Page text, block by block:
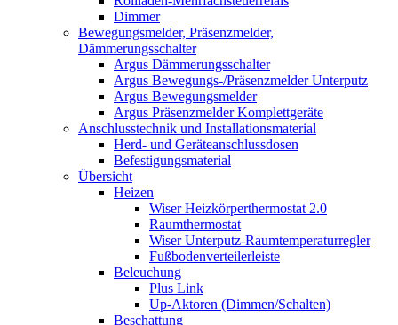
Dimmer
Bewegungsmelder, Präsenzmelder,
Dämmerungsschalter
Argus Dämmerungsschalter
Argus Bewegungs-/Präsenzmelder Unterputz
Argus Bewegungsmelder
Argus Präsenzmelder Komplettgeräte
Anschlusstechnik und Installationsmaterial
Herd- und Geräteanschlussdosen
Befestigungsmaterial
Übersicht
Heizen
Wiser Heizkörperthermostat 2.0
Raumthermostat
Wiser Unterputz-Raumtemperaturregler
Fußbodenverteilerleiste
Beleuchung
Plus Link
Up-Aktoren (Dimmen/Schalten)
Beschattung